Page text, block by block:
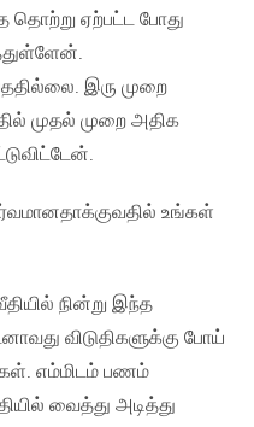
தொற்று ஏற்பட்ட போது
இரு முறை
முதல் முறை அதிக
உங்கள்
நின்று இந்த
விடுதிகளுக்கு போய்
எம்மிடம் பணம்
வைத்து அடித்து